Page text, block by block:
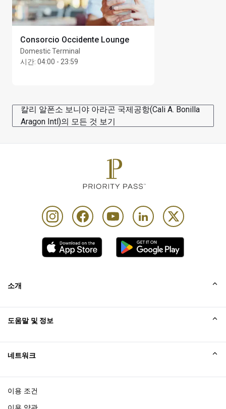
Consorcio Occidente Lounge
Domestic Terminal
시간: 04:00 - 23:59
칼리 알폰소 보니야 아라곤 국제공항(Cali A. Bonilla
Aragon Intl)의 모든 것 보기
소개
Excellence Awards
블로그
도움말 및 정보
네트워크
이용 조건